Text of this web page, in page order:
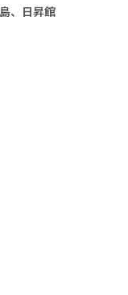
、日昇館